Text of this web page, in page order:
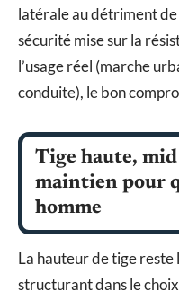
latérale au détriment
sécurité mise sur la
l’usage réel (marche
conduite), le bon
Tige haute, mid
maintien pour
homme
La hauteur de tige
structurant dans le